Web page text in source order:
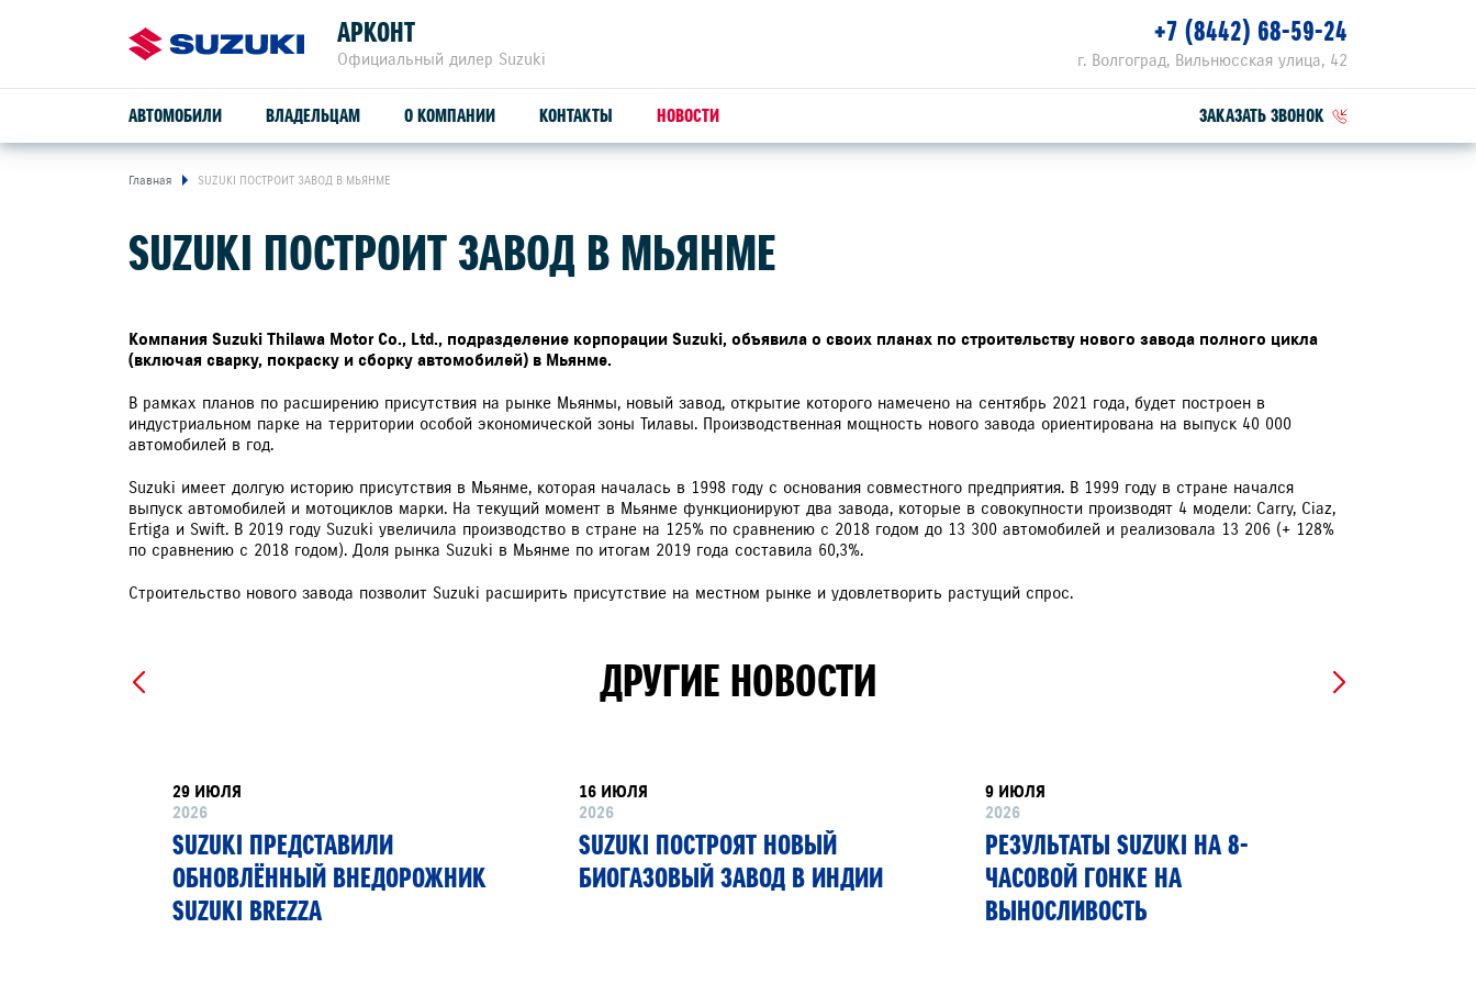
АРКОНТ
Официальный дилер Suzuki г. Волгоград, Вильнюсская улица, 42
+7 (8442) 68-59-24
АВТОМОБИЛИ
SUZUKI VITARA
расход от
привод
2WD, ALLGRIP 4WD
VITARA JIMNY
ВЛАДЕЛЬЦАМ
ОБСЛУЖИВАНИЕ И РЕМОНТ
СЕРВИСНОЕ ОБСЛУЖИВАНИЕ
ПОМОЩЬ НА ДОРОГЕ
ЗАПЧАСТИ И АКСЕССУАРЫ
ПРОДУКЦИЯ SUZUTEC
УЗНАТЬ СТОИМОСТЬ ДЕТАЛИ
ПРОГРАММА ЛОЯЛЬНОСТИ SPECIAL
ДИАГНОСТИКА ПОДВЕСКИ В ПОДАРОК ПРИ
ПРОВЕРКА УГЛОВ УСТАНОВКИ КОЛЁС В ПОДАРОК
ПРИ ВЫПОЛНЕНИИ ШИНОМОНТАЖА
О КОМПАНИИ КОНТАКТЫ НОВОСТИ ЗАКАЗАТЬ ЗВОНОК
Главная SUZUKI ПОСТРОИТ ЗАВОД В МЬЯНМЕ
SUZUKI ПОСТРОИТ ЗАВОД В МЬЯНМЕ
Компания Suzuki Thilawa Motor Co., Ltd., подразделение корпорации Suzuki, объявила о своих планах по строительству нового завода полного цикла
(включая сварку, покраску и сборку автомобилей) в Мьянме.
В рамках планов по расширению присутствия на рынке Мьянмы, новый завод, открытие которого намечено на сентябрь 2021 года, будет построен в
индустриальном парке на территории особой экономической зоны Тилавы. Производственная мощность нового завода ориентирована на выпуск 40 000
автомобилей в год.
Suzuki имеет долгую историю присутствия в Мьянме, которая началась в 1998 году с основания совместного предприятия. В 1999 году в стране начался
выпуск автомобилей и мотоциклов марки. На текущий момент в Мьянме функционируют два завода, которые в совокупности производят 4 модели: Carry, Ciaz,
Ertiga и Swift. В 2019 году Suzuki увеличила производство в стране на 125% по сравнению с 2018 годом до 13 300 автомобилей и реализовала 13 206 (+ 128%
по сравнению с 2018 годом). Доля рынка Suzuki в Мьянме по итогам 2019 года составила 60,3%.
Строительство нового завода позволит Suzuki расширить присутствие на местном рынке и удовлетворить растущий спрос.
ДРУГИЕ НОВОСТИ
29 ИЮЛЯ
2026
SUZUKI ПРЕДСТАВИЛИ
ОБНОВЛЁННЫЙ ВНЕДОРОЖНИК
SUZUKI BREZZA
16 ИЮЛЯ
2026
SUZUKI ПОСТРОЯТ НОВЫЙ
БИОГАЗОВЫЙ ЗАВОД В ИНДИИ
9 ИЮЛЯ
2026
РЕЗУЛЬТАТЫ SUZUKI НА 8-
ЧАСОВОЙ ГОНКЕ НА
ВЫНОСЛИВОСТЬ